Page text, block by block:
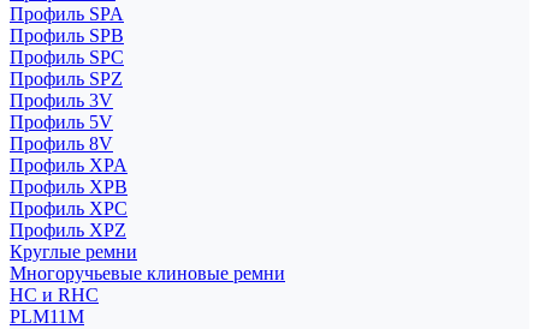
Профиль SPA
Профиль SPB
Профиль SPC
Профиль SPZ
Профиль 3V
Профиль 5V
Профиль 8V
Профиль XPA
Профиль XPB
Профиль XPC
Профиль XPZ
Круглые ремни
Многоручьевые клиновые ремни
HC и RHC
PLM11M